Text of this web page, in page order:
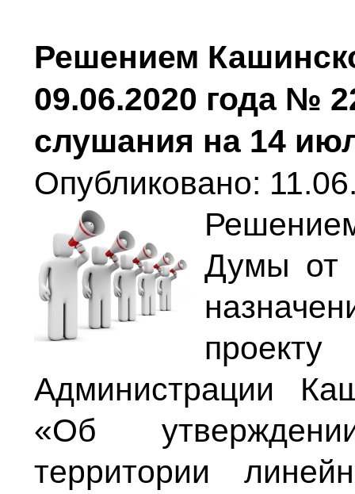
Решением
09.06.2020 года №
слушания на 14
Опубликовано:
Думы от
Администрации
«Об
территории